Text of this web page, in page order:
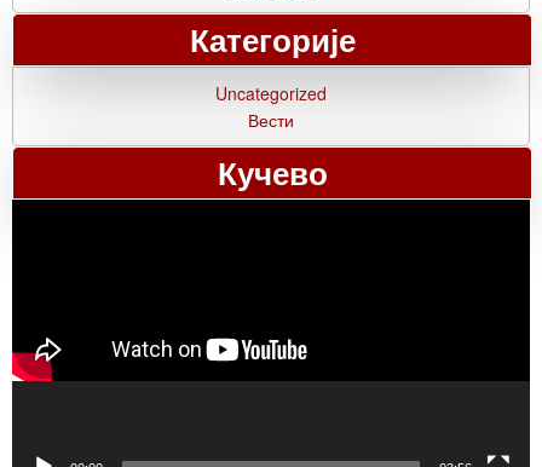
Категорије
Uncategorized
Вести
Кучево